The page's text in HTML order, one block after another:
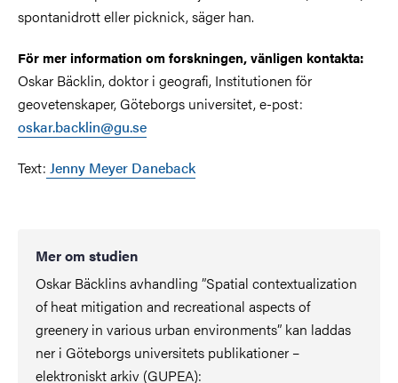
spontanidrott eller picknick, säger han.
För mer information om forskningen, vänligen kontakta:
Oskar Bäcklin, doktor i geografi, Institutionen för
geovetenskaper, Göteborgs universitet, e-post:
oskar.backlin@gu.se
Text: Jenny Meyer Daneback
Mer om studien
Oskar Bäcklins avhandling ”Spatial contextualization
of heat mitigation and recreational aspects of
greenery in various urban environments” kan laddas
ner i Göteborgs universitets publikationer –
elektroniskt arkiv (GUPEA):